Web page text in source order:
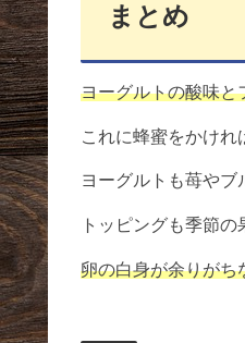
まとめ
ヨーグルトの酸味と
これに蜂蜜をかけれ
ヨーグルトも苺やブ
トッピングも季節
卵の白身が余りがち